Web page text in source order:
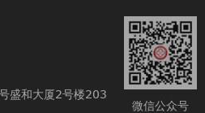
外出务工，过早体验着亲情的缺
些孩子，绝大多数懂得生活的艰
但受贫困的家庭条件所限，生活极
得不到满足。“这个塑料袋就是我的
书包”一句话让人心酸、又触动心
盛和大厦2号楼203
微信公众号